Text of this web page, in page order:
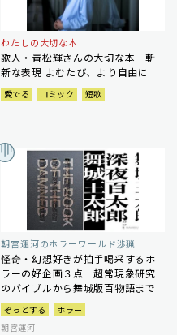
わたしの大切な本
歌人・青松輝さんの大切な本 斬
新な表現 よむたび、より自由に
愛でる コミック 短歌
朝宮運河のホラーワールド渉猟
怪奇・幻想好きが拍手喝采するホ
ラーの好企画３点 超常現象研究
のバイブルから舞城版百物語まで
ぞっとする
ホラー
朝宮運河